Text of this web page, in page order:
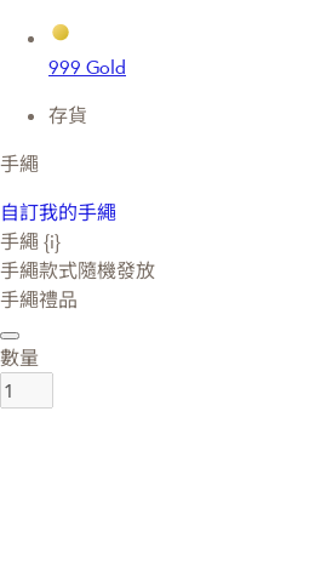
999 Gold
存貨
手繩
自訂我的手繩
手繩 {i}
手繩款式隨機發放
手繩禮品
數量